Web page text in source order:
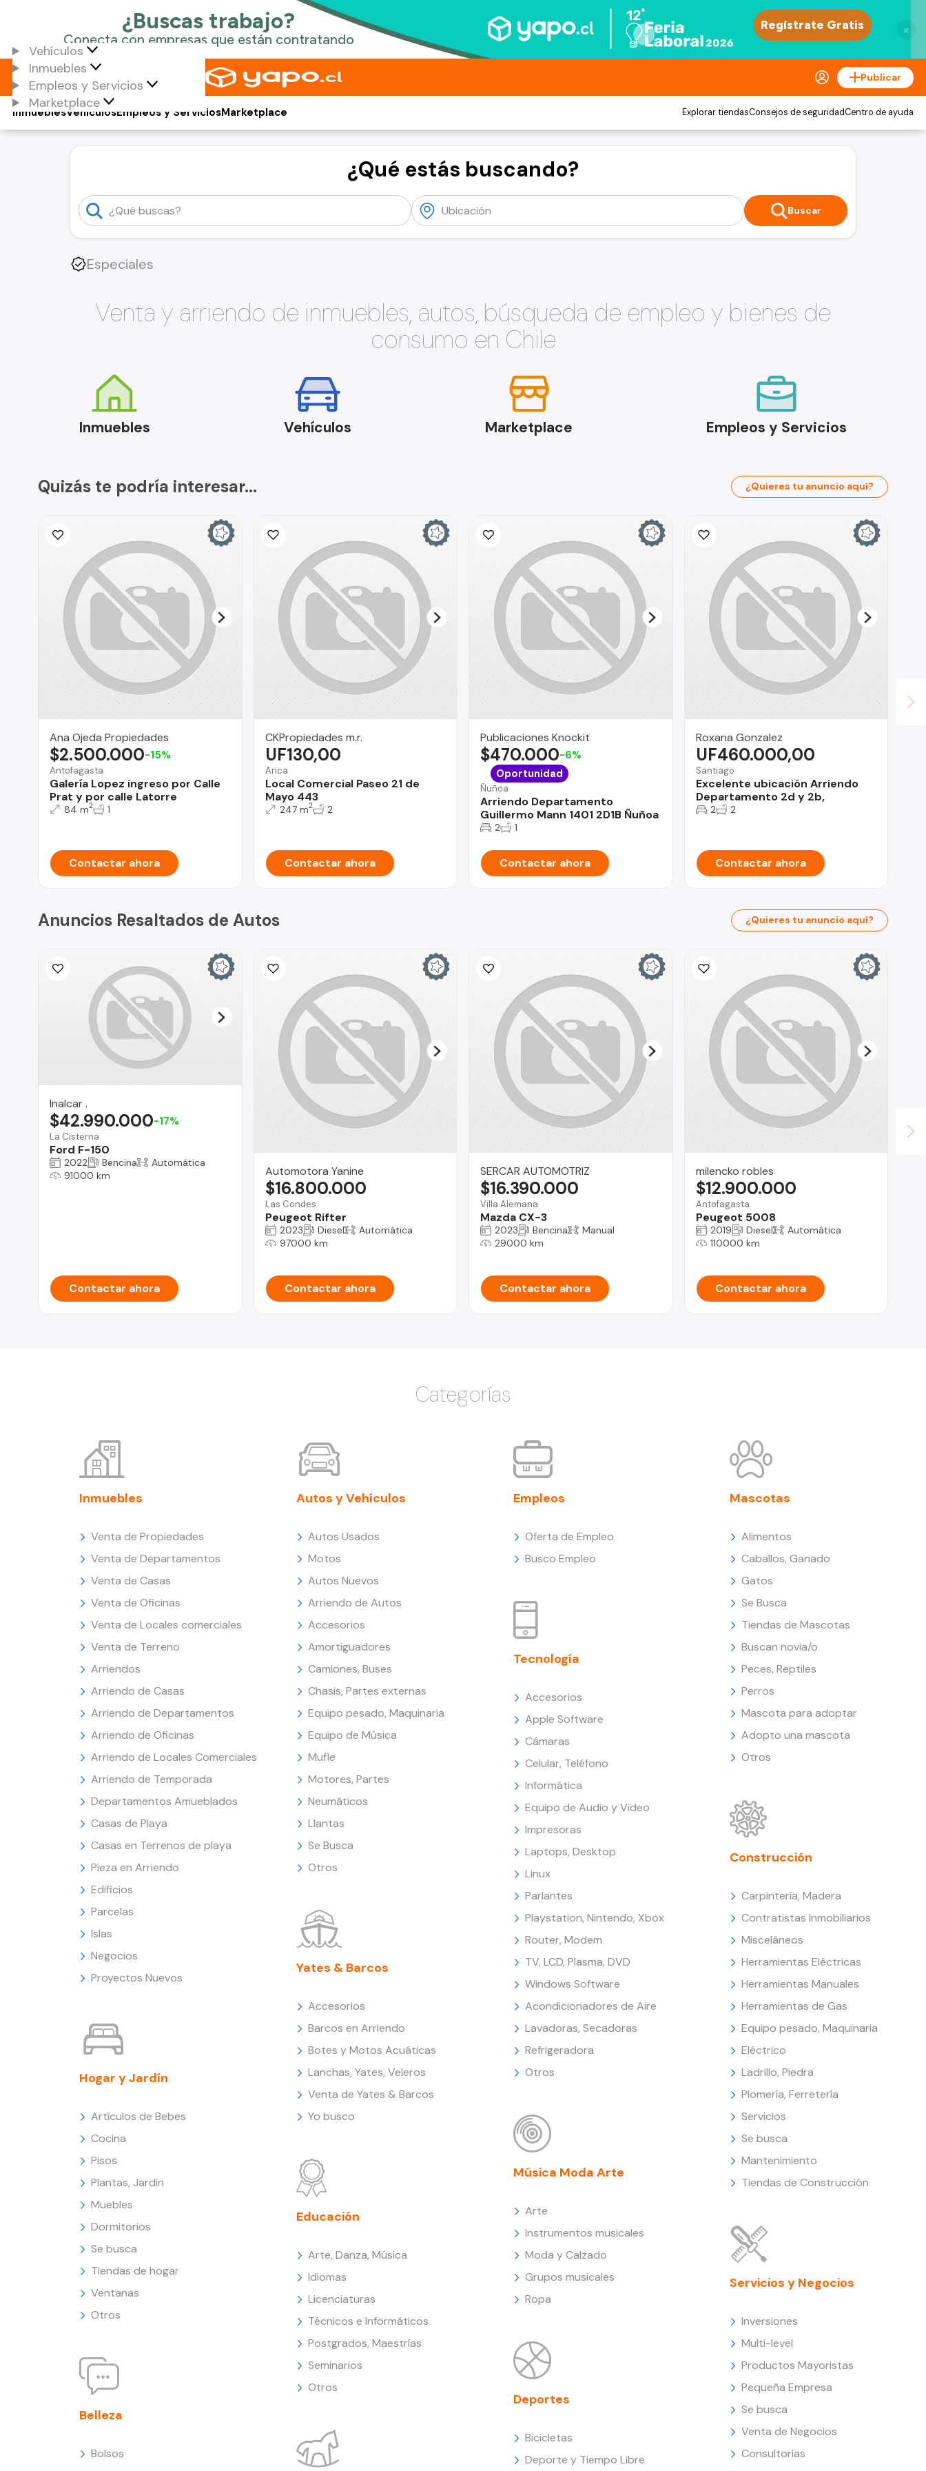
×
Vehículos
Inmuebles
Empleos y Servicios
Marketplace
Publicar
Vehículos
Inmuebles Empleos y ServiciosMarketplace Explorar tiendasConsejos de seguridadCentro de ayuda
¿Qué estás buscando?
Buscar
Especiales
Venta y arriendo de inmuebles, autos, búsqueda de empleo y bienes de
consumo en Chile
Inmuebles Vehículos Marketplace Empleos y Servicios
Quizás te podría interesar... ¿Quieres tu anuncio aquí?
Ana Ojeda Propiedades
Antofagasta
Galería Lopez ingreso por Calle
Prat y por calle Latorre
$2.500.000-15%
84 m2 1
Contactar ahora
CKPropiedades m.r.
Arica
Local Comercial Paseo 21 de
Mayo 443
UF130,00
247 m2 2
Contactar ahora
Publicaciones Knockit
Ñuñoa
Arriendo Departamento
Guillermo Mann 1401 2D1B Ñuñoa
$470.000-6%
Oportunidad
2 1
Contactar ahora
Roxana Gonzalez
Santiago
Excelente ubicación Arriendo
Departamento 2d y 2b,
UF460.000,00
2 2
Contactar ahora
Anuncios Resaltados de Autos ¿Quieres tu anuncio aquí?
Inalcar .
La Cisterna
Ford F-150
$42.990.000-17%
2022 Bencina
Automática
91000 km
Contactar ahora
Automotora Yanine
Las Condes
Peugeot Rifter
$16.800.000
2023 Diesel
Automática
97000 km
Contactar ahora
SERCAR AUTOMOTRIZ
Villa Alemana
Mazda CX-3
$16.390.000
2023 Bencina
Manual
29000 km
Contactar ahora
milencko robles
Antofagasta
Peugeot 5008
$12.900.000
2019 Diesel
Automática
110000 km
Contactar ahora
Categorías
Inmuebles
Venta de Propiedades
Venta de Departamentos
Venta de Casas
Venta de Oficinas
Venta de Locales comerciales
Venta de Terreno
Arriendos
Arriendo de Casas
Arriendo de Departamentos
Arriendo de Oficinas
Arriendo de Locales Comerciales
Arriendo de Temporada
Departamentos Amueblados
Casas de Playa
Casas en Terrenos de playa
Pieza en Arriendo
Edificios
Parcelas
Islas
Negocios
Proyectos Nuevos
Hogar y Jardín
Artículos de Bebes
Cocina
Pisos
Plantas, Jardín
Muebles
Dormitorios
Se busca
Tiendas de hogar
Ventanas
Otros
Belleza
Bolsos
Autos y Vehículos
Autos Usados
Motos
Autos Nuevos
Arriendo de Autos
Accesorios
Amortiguadores
Camiones, Buses
Chasis, Partes externas
Equipo pesado, Maquinaria
Equipo de Música
Mufle
Motores, Partes
Neumáticos
Llantas
Se Busca
Otros
Yates & Barcos
Accesorios
Barcos en Arriendo
Botes y Motos Acuáticas
Lanchas, Yates, Veleros
Venta de Yates & Barcos
Yo busco
Educación
Arte, Danza, Música
Idiomas
Licenciaturas
Técnicos e Informáticos
Postgrados, Maestrías
Seminarios
Otros
Empleos
Oferta de Empleo
Busco Empleo
Tecnología
Accesorios
Apple Software
Cámaras
Celular, Teléfono
Informática
Equipo de Audio y Video
Impresoras
Laptops, Desktop
Linux
Parlantes
Playstation, Nintendo, Xbox
Router, Modem
TV, LCD, Plasma, DVD
Windows Software
Acondicionadores de Aire
Lavadoras, Secadoras
Refrigeradora
Otros
Música Moda Arte
Arte
Instrumentos musicales
Moda y Calzado
Grupos musicales
Ropa
Deportes
Bicicletas
Deporte y Tiempo Libre
Mascotas
Alimentos
Caballos, Ganado
Gatos
Se Busca
Tiendas de Mascotas
Buscan novia/o
Peces, Reptiles
Perros
Mascota para adoptar
Adopto una mascota
Otros
Construcción
Carpintería, Madera
Contratistas Inmobiliarios
Misceláneos
Herramientas Eléctricas
Herramientas Manuales
Herramientas de Gas
Equipo pesado, Maquinaria
Eléctrico
Ladrillo, Piedra
Plomería, Ferretería
Servicios
Se busca
Mantenimiento
Tiendas de Construcción
Servicios y Negocios
Inversiones
Multi-level
Productos Mayoristas
Pequeña Empresa
Se busca
Venta de Negocios
Consultorías